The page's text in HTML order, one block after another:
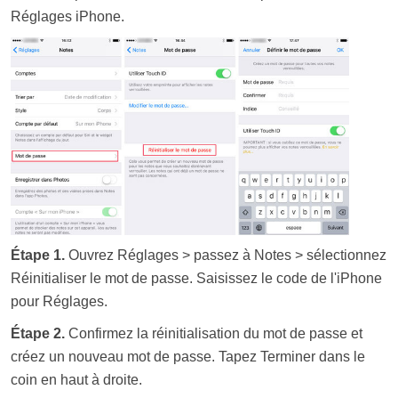
Réglages iPhone.
Étape 1. Ouvrez Réglages > passez à Notes > sélectionnez
Réinitialiser le mot de passe. Saisissez le code de l'iPhone
pour Réglages.
Étape 2. Confirmez la réinitialisation du mot de passe et
créez un nouveau mot de passe. Tapez Terminer dans le
coin en haut à droite.